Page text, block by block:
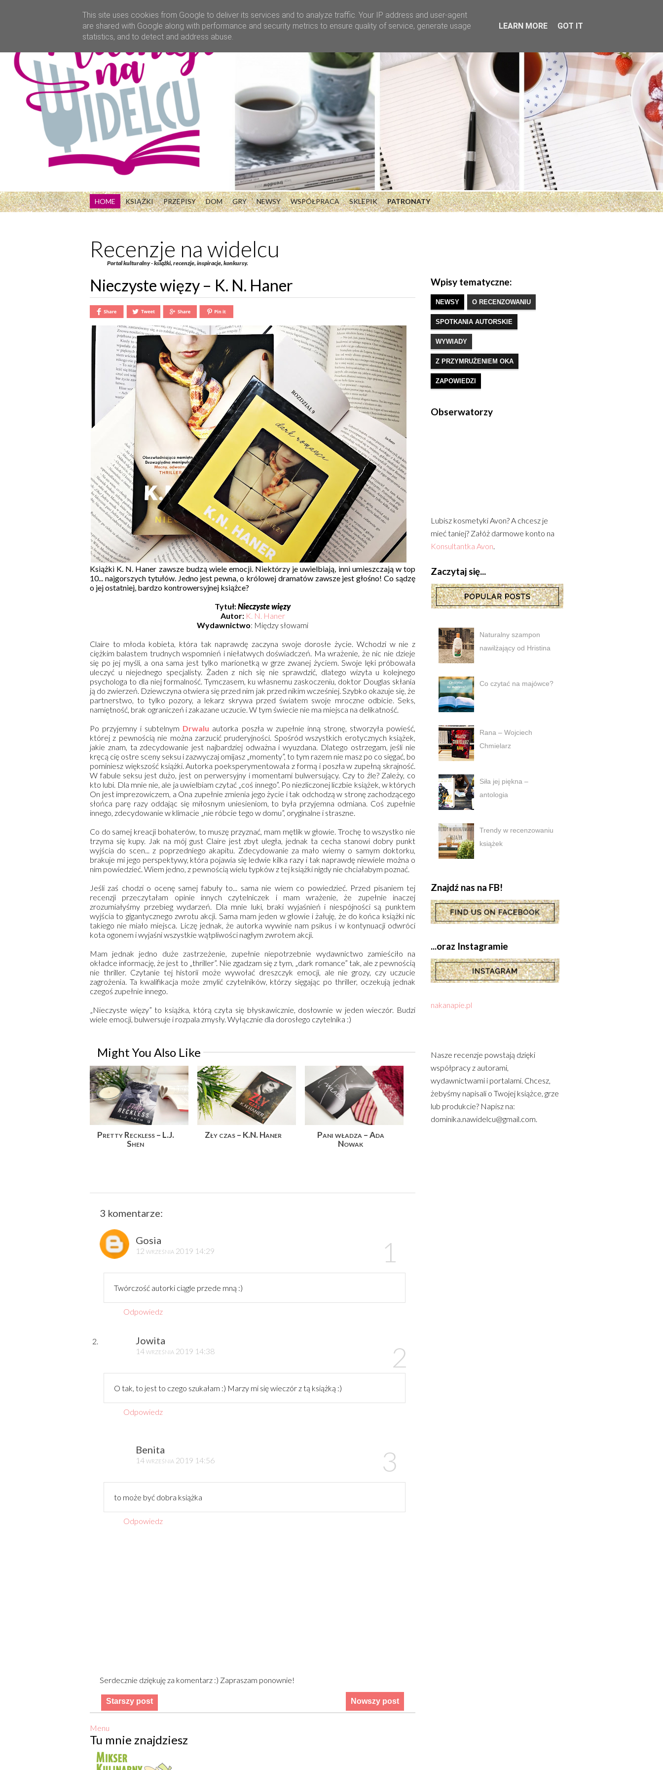
HOME KSIĄŻKI PRZEPISY DOM GRY NEWSY WSPÓŁPRACA SKLEPIK PATRONATY
Recenzje na widelcu
Portal kulturalny - książki, recenzje, inspiracje, konkursy.
Nieczyste więzy – K. N. Haner
Książki K. N. Haner zawsze budzą wiele emocji. Niektórzy je uwielbiają, inni umieszczają w top
10... najgorszych tytułów. Jedno jest pewna, o królowej dramatów zawsze jest głośno! Co sądzę
o jej ostatniej, bardzo kontrowersyjnej książce?
Tytuł:Nieczyste więzy
Autor: K. N. Haner
Wydawnictwo: Między słowami
Claire to młoda kobieta, która tak naprawdę zaczyna swoje dorosłe życie. Wchodzi w nie z
ciężkim balastem trudnych wspomnień i niełatwych doświadczeń. Ma wrażenie, że nic nie dzieje
się po jej myśli, a ona sama jest tylko marionetką w grze zwanej życiem. Swoje lęki próbowała
uleczyć u niejednego specjalisty. Żaden z nich się nie sprawdzić, dlatego wizyta u kolejnego
psychologa to dla niej formalność. Tymczasem, ku własnemu zaskoczeniu, doktor Douglas skłania
ją do zwierzeń. Dziewczyna otwiera się przed nim jak przed nikim wcześniej. Szybko okazuje się, że
partnerstwo, to tylko pozory, a lekarz skrywa przed światem swoje mroczne odbicie. Seks,
namiętność, brak ograniczeń i zakazane uczucie. W tym świecie nie ma miejsca na delikatność.
Po przyjemny i subtelnym Drwalu autorka poszła w zupełnie inną stronę, stworzyła powieść,
której z pewnością nie można zarzucić pruderyjności. Spośród wszystkich erotycznych książek,
jakie znam, ta zdecydowanie jest najbardziej odważna i wyuzdana. Dlatego ostrzegam, jeśli nie
kręcą cię ostre sceny seksu i zazwyczaj omijasz „momenty”, to tym razem nie masz po co sięgać, bo
pominiesz większość książki. Autorka poeksperymentowała z formą i poszła w zupełną skrajność.
W fabule seksu jest dużo, jest on perwersyjny i momentami bulwersujący. Czy to źle? Zależy, co
kto lubi. Dla mnie nie, ale ja uwielbiam czytać „coś innego”. Po niezliczonej liczbie książek, w których
On jest imprezowiczem, a Ona zupełnie zmienia jego życie i tak odchodzą w stronę zachodzącego
słońca parę razy oddając się miłosnym uniesieniom, to była przyjemna odmiana. Coś zupełnie
innego, zdecydowanie w klimacie „nie róbcie tego w domu”, oryginalne i straszne.
Co do samej kreacji bohaterów, to muszę przyznać, mam mętlik w głowie. Trochę to wszystko nie
trzyma się kupy. Jak na mój gust Claire jest zbyt uległa, jednak ta cecha stanowi dobry punkt
wyjścia do scen... z poprzedniego akapitu. Zdecydowanie za mało wiemy o samym doktorku,
brakuje mi jego perspektywy, która pojawia się ledwie kilka razy i tak naprawdę niewiele można o
nim powiedzieć. Wiem jedno, z pewnością wielu typków z tej książki nigdy nie chciałabym poznać.
Jeśli zaś chodzi o ocenę samej fabuły to... sama nie wiem co powiedzieć. Przed pisaniem tej
recenzji przeczytałam opinie innych czytelniczek i mam wrażenie, że zupełnie inaczej
zrozumiałyśmy przebieg wydarzeń. Dla mnie luki, braki wyjaśnień i niespójności są punktem
wyjścia to gigantycznego zwrotu akcji. Sama mam jeden w głowie i żałuję, że do końca książki nic
takiego nie miało miejsca. Liczę jednak, że autorka wywinie nam psikus i w kontynuacji odwróci
kota ogonem i wyjaśni wszystkie wątpliwości nagłym zwrotem akcji.
Mam jednak jedno duże zastrzeżenie, zupełnie niepotrzebnie wydawnictwo zamieściło na
okładce informację, że jest to „thriller”. Nie zgadzam się z tym, „dark romance” tak, ale z pewnością
nie thriller. Czytanie tej historii może wywołać dreszczyk emocji, ale nie grozy, czy uczucie
zagrożenia. Ta kwalifikacja może zmylić czytelników, którzy sięgając po thriller, oczekują jednak
czegoś zupełnie innego.
„Nieczyste więzy” to książka, którą czyta się błyskawicznie, dosłownie w jeden wieczór. Budzi
wiele emocji, bulwersuje i rozpala zmysły. Wyłącznie dla dorosłego czytelnika :)
Might You Also Like
Pretty Reckless – L.J.
Shen
Zły czas – K.N. Haner
Pani władza – Ada
Nowak
3 komentarze:
Gosia
12 września 2019 14:29
Twórczość autorki ciągle przede mną :)
Odpowiedz
Jowita
14 września 2019 14:38
O tak, to jest to czego szukałam :) Marzy mi się wieczór z tą książką :)
Odpowiedz
Benita
14 września 2019 14:56
to może być dobra książka
Odpowiedz
Serdecznie dziękuję za komentarz :) Zapraszam ponownie!
Nowszy post
Starszy post
Menu
Tu mnie znajdziesz
Wpisy tematyczne:
NEWSY O RECENZOWANIU
SPOTKANIA AUTORSKIE
WYWIADY
Z PRZYMRUŻENIEM OKA
ZAPOWIEDZI
Obserwatorzy
Lubisz kosmetyki Avon? A chcesz je
mieć taniej? Załóż darmowe konto na
Konsultantka Avon.
Zaczytaj się...
Naturalny szampon
nawilżający od Hristina
Co czytać na majówce?
Rana – Wojciech
Chmielarz
Siła jej piękna –
antologia
Trendy w recenzowaniu
książek
Znajdź nas na FB!
...oraz Instagramie
nakanapie.pl
Nasze recenzje powstają dzięki
współpracy z autorami,
wydawnictwami i portalami. Chcesz,
żebyśmy napisali o Twojej książce, grze
lub produkcie? Napisz na:
dominika.nawidelcu@gmail.com.
This site uses cookies from Google to deliver its services and to analyze traffic. Your IP address and user-agent
are shared with Google along with performance and security metrics to ensure quality of service, generate usage
statistics, and to detect and address abuse.
LEARN MORE GOT IT